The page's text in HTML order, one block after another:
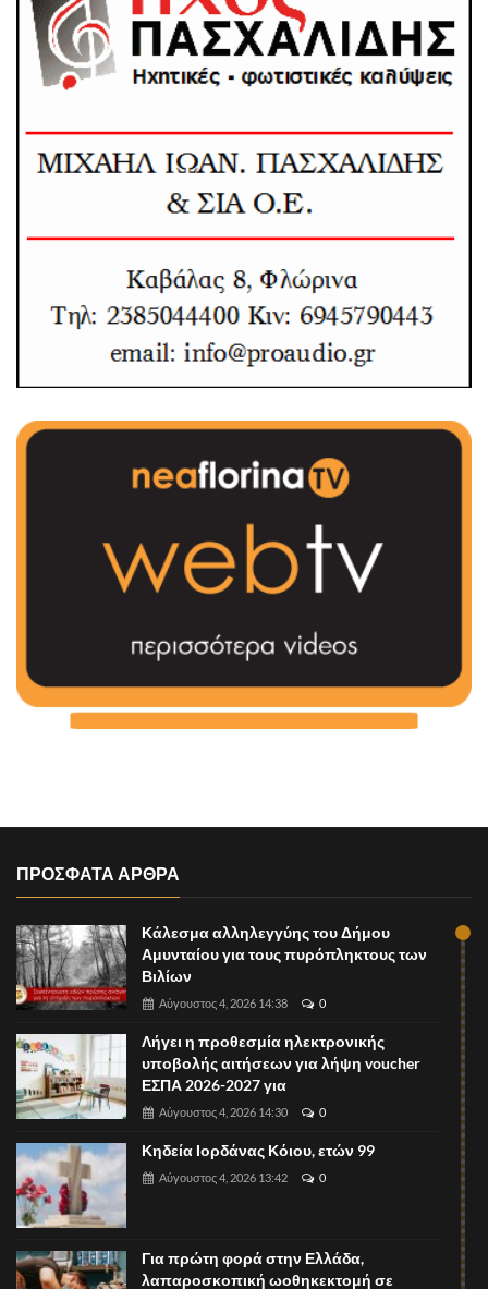
ΠΡΟΣΦΑΤΑ ΑΡΘΡΑ
Κάλεσμα αλληλεγγύης του Δήμου
Αμυνταίου για τους πυρόπληκτους των
Βιλίων
Αύγουστος 4, 2026 14:38 0
Λήγει η προθεσμία ηλεκτρονικής
υποβολής αιτήσεων για λήψη voucher
ΕΣΠΑ 2026-2027 για
Αύγουστος 4, 2026 14:30 0
Κηδεία Ιορδάνας Κόιου, ετών 99
Αύγουστος 4, 2026 13:42 0
Για πρώτη φορά στην Ελλάδα,
λαπαροσκοπική ωοθηκεκτομή σε